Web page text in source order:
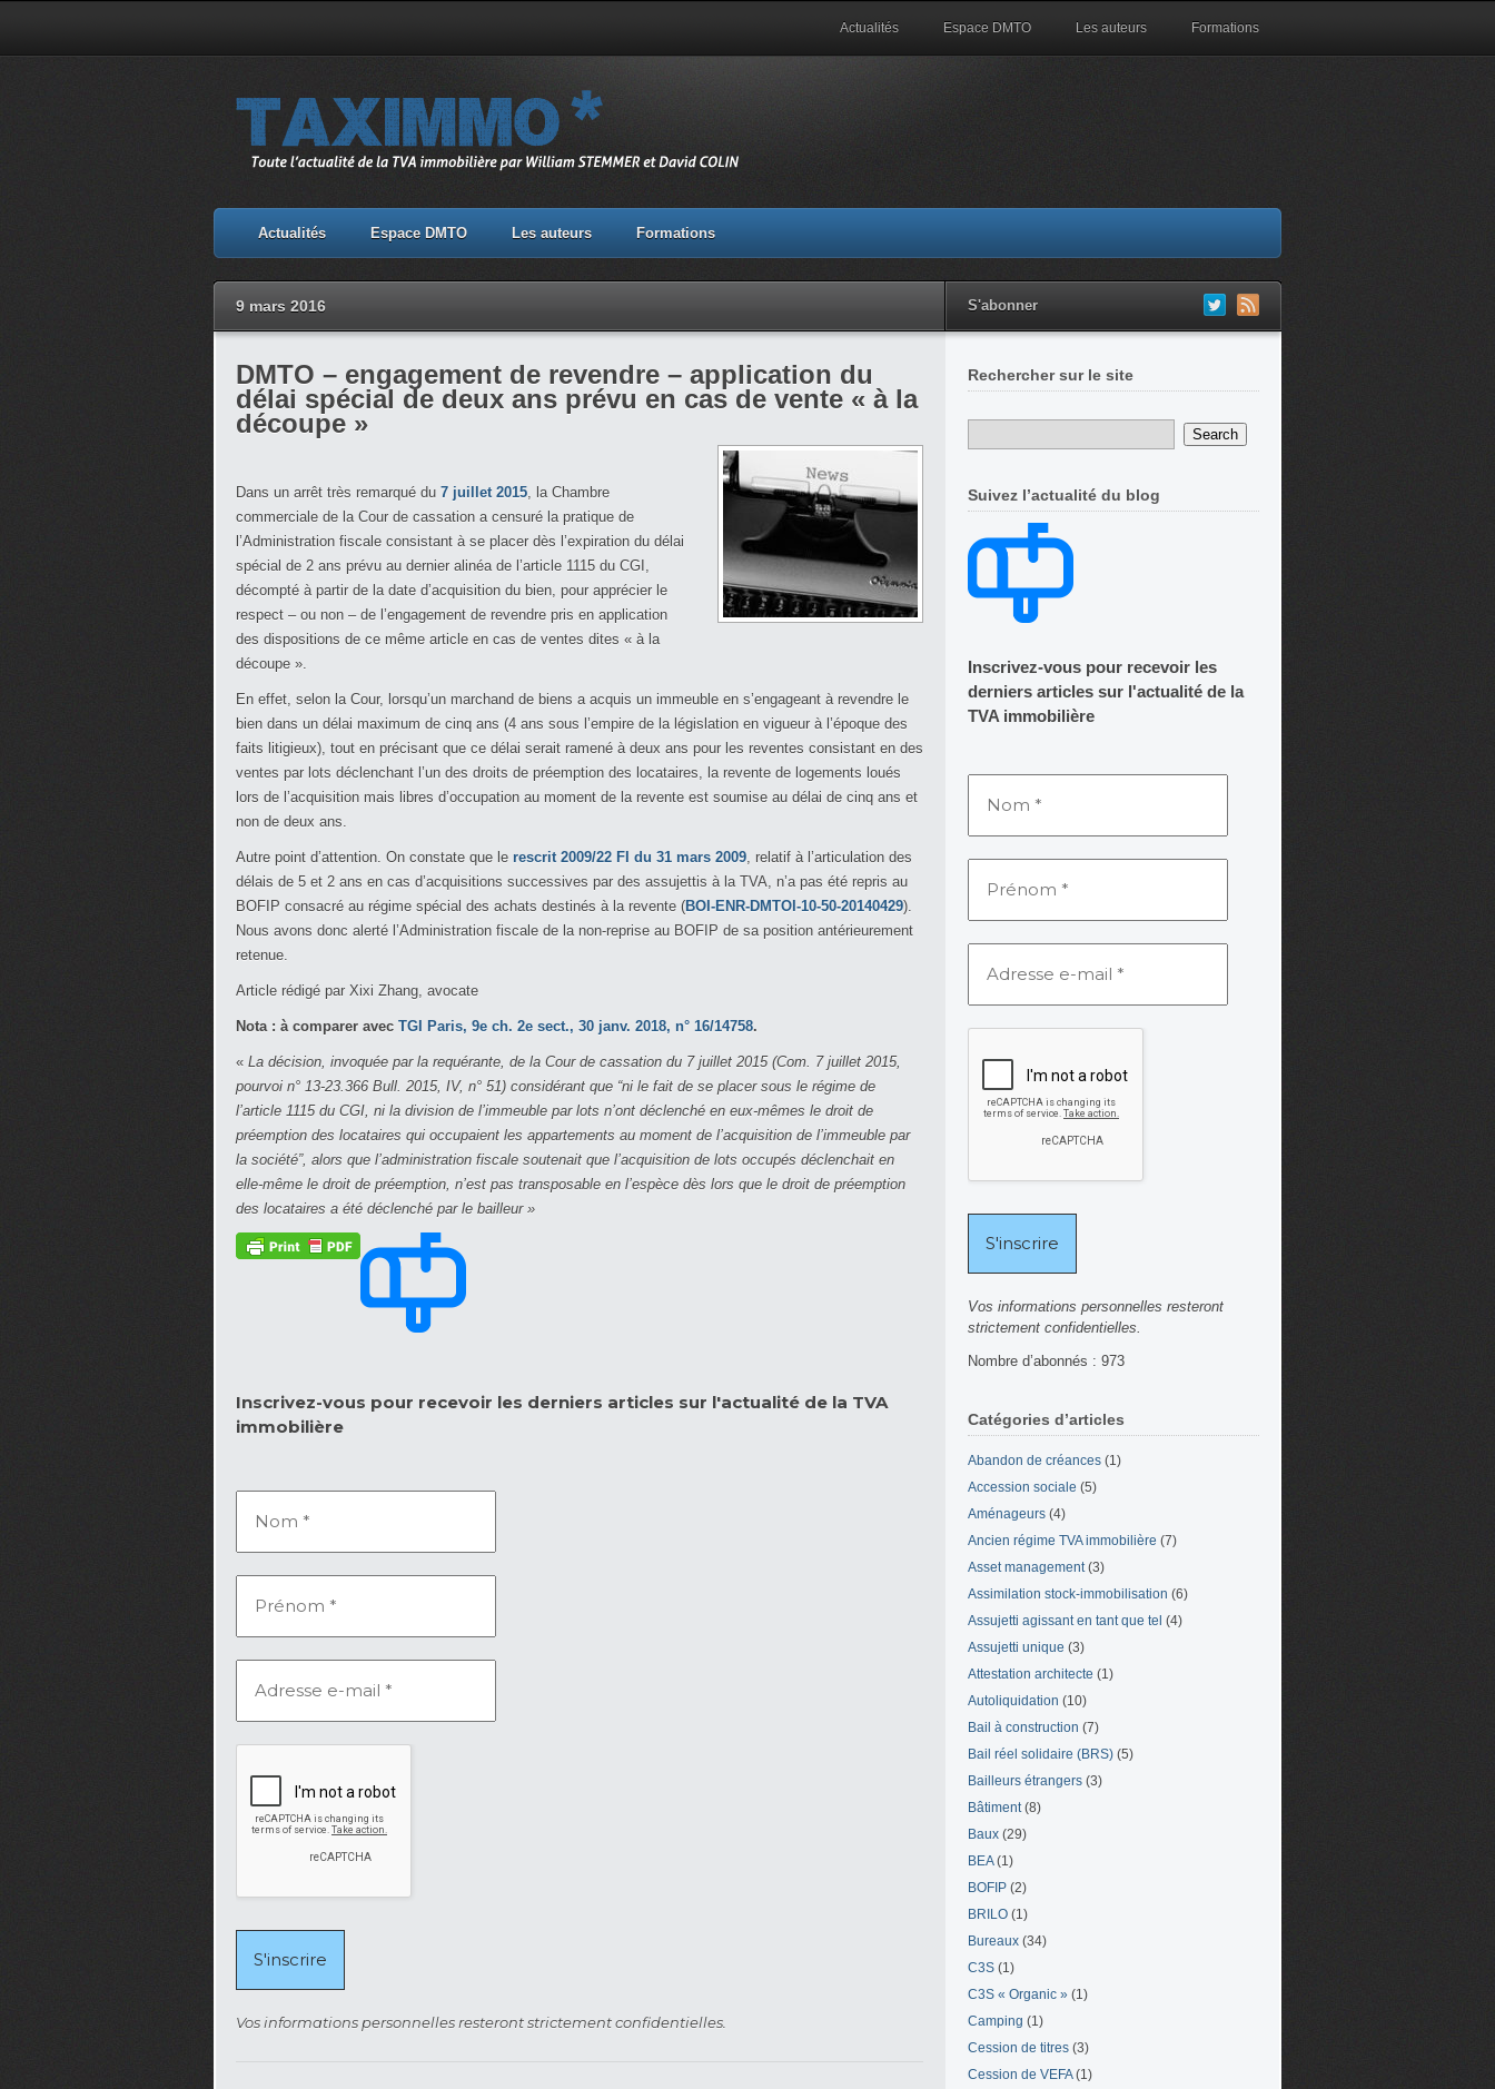
Actualités Espace DMTO Les auteurs Formations
Actualités Espace DMTO Les auteurs Formations
9 mars 2016 S'abonner
DMTO – engagement de revendre – application du
délai spécial de deux ans prévu en cas de vente « à la
découpe »
Dans un arrêt très remarqué du 7 juillet 2015, la Chambre
commerciale de la Cour de cassation a censuré la pratique de
l’Administration fiscale consistant à se placer dès l’expiration du délai
spécial de 2 ans prévu au dernier alinéa de l’article 1115 du CGI,
décompté à partir de la date d’acquisition du bien, pour apprécier le
respect – ou non – de l’engagement de revendre pris en application
des dispositions de ce même article en cas de ventes dites « à la
découpe ».
En effet, selon la Cour, lorsqu’un marchand de biens a acquis un immeuble en s’engageant à revendre le
bien dans un délai maximum de cinq ans (4 ans sous l’empire de la législation en vigueur à l’époque des
faits litigieux), tout en précisant que ce délai serait ramené à deux ans pour les reventes consistant en des
ventes par lots déclenchant l’un des droits de préemption des locataires, la revente de logements loués
lors de l’acquisition mais libres d’occupation au moment de la revente est soumise au délai de cinq ans et
non de deux ans.
Autre point d’attention. On constate que le rescrit 2009/22 FI du 31 mars 2009, relatif à l’articulation des
délais de 5 et 2 ans en cas d’acquisitions successives par des assujettis à la TVA, n’a pas été repris au
BOFIP consacré au régime spécial des achats destinés à la revente (BOI-ENR-DMTOI-10-50-20140429).
Nous avons donc alerté l’Administration fiscale de la non-reprise au BOFIP de sa position antérieurement
retenue.
Article rédigé par Xixi Zhang, avocate
Nota : à comparer avec TGI Paris, 9e ch. 2e sect., 30 janv. 2018, n° 16/14758.
« La décision, invoquée par la requérante, de la Cour de cassation du 7 juillet 2015 (Com. 7 juillet 2015,
pourvoi n° 13-23.366 Bull. 2015, IV, n° 51) considérant que “ni le fait de se placer sous le régime de
l’article 1115 du CGI, ni la division de l’immeuble par lots n’ont déclenché en eux-mêmes le droit de
préemption des locataires qui occupaient les appartements au moment de l’acquisition de l’immeuble par
la société”, alors que l’administration fiscale soutenait que l’acquisition de lots occupés déclenchait en
elle-même le droit de préemption, n’est pas transposable en l’espèce dès lors que le droit de préemption
des locataires a été déclenché par le bailleur »
Inscrivez-vous pour recevoir les derniers articles sur l'actualité de la TVA
immobilière
Vos informations personnelles resteront strictement confidentielles.
Rechercher sur le site
Suivez l’actualité du blog
Inscrivez-vous pour recevoir les
derniers articles sur l'actualité de la
TVA immobilière
Vos informations personnelles resteront
strictement confidentielles.
Nombre d’abonnés : 973
Catégories d’articles
Abandon de créances (1)
Accession sociale (5)
Aménageurs (4)
Ancien régime TVA immobilière (7)
Asset management(3)
Assimilation stock-immobilisation (6)
Assujetti agissant en tant que tel (4)
Assujetti unique (3)
Attestation architecte (1)
Autoliquidation (10)
Bail à construction (7)
Bail réel solidaire (BRS) (5)
Bailleurs étrangers (3)
Bâtiment(8)
Baux (29)
BEA(1)
BOFIP (2)
BRILO (1)
Bureaux (34)
C3S (1)
C3S « Organic » (1)
Camping (1)
Cession de titres (3)
Cession de VEFA(1)